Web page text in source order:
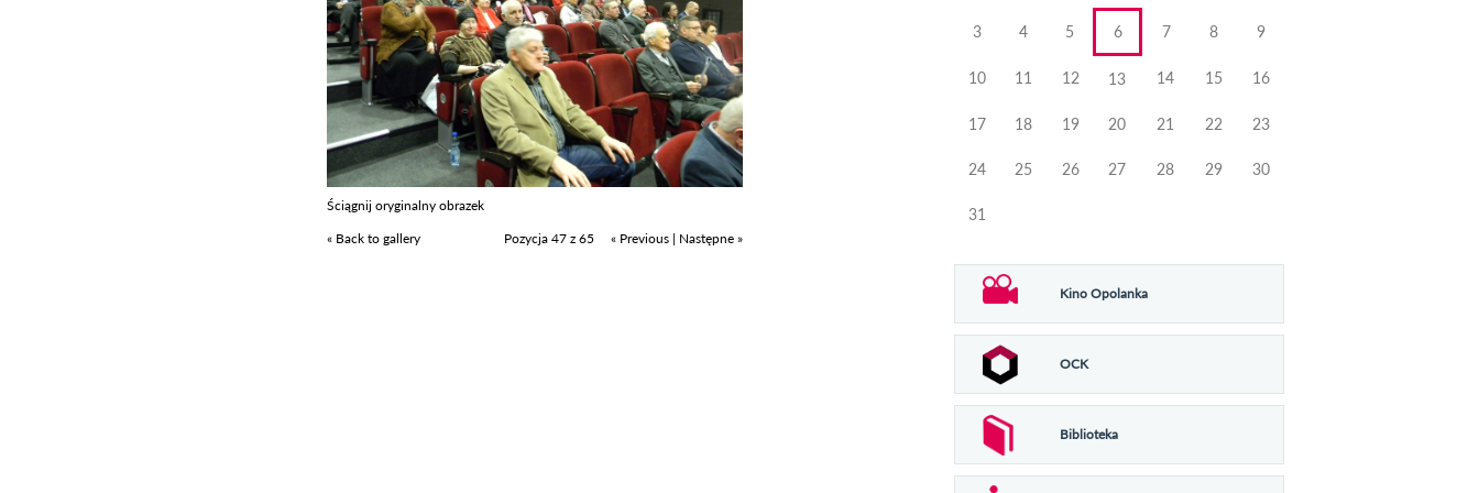
Ściągnij oryginalny obrazek
« Back to gallery
Pozycja 47 z 65 « Previous | Następne »
3 4 5 6 7 8 9
10 11 12 13 14 15 16
17 18 19 20 21 22 23
24 25 26 27 28 29 30
31
Kino Opolanka
OCK
Biblioteka